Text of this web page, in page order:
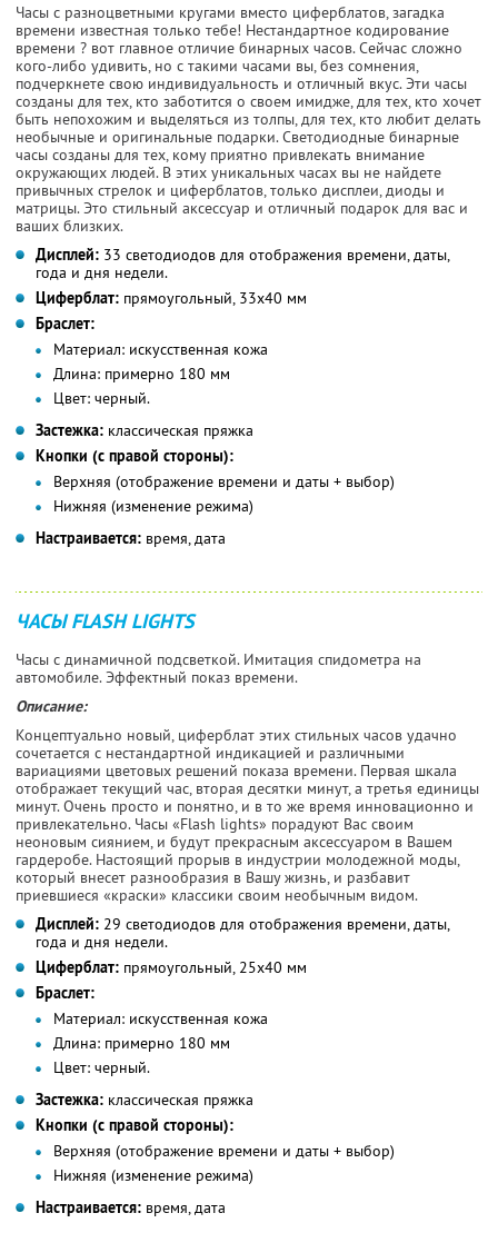
Часы с разноцветными кругами вместо циферблатов, загадка
времени известная только тебе! Нестандартное кодирование
времени ? вот главное отличие бинарных часов. Сейчас сложно
кого-либо удивить, но с такими часами вы, без сомнения,
подчеркнете свою индивидуальность и отличный вкус. Эти часы
созданы для тех, кто заботится о своем имидже, для тех, кто хочет
быть непохожим и выделяться из толпы, для тех, кто любит делать
необычные и оригинальные подарки. Светодиодные бинарные
часы созданы для тех, кому приятно привлекать внимание
окружающих людей. В этих уникальных часах вы не найдете
привычных стрелок и циферблатов, только дисплеи, диоды и
матрицы. Это стильный аксессуар и отличный подарок для вас и
ваших близких.
Дисплей: 33 светодиодов для отображения времени, даты,
года и дня недели.
Циферблат: прямоугольный, 33x40 мм
Браслет:
Материал: искусственная кожа
Длина: примерно 180 мм
Цвет: черный.
Застежка: классическая пряжка
Кнопки (с правой стороны):
Верхняя (отображение времени и даты + выбор)
Нижняя (изменение режима)
Настраивается: время, дата
ЧАСЫ FLASH LIGHTS
Часы с динамичной подсветкой. Имитация спидометра на
автомобиле. Эффектный показ времени.
Описание:
Концептуально новый, циферблат этих стильных часов удачно
сочетается с нестандартной индикацией и различными
вариациями цветовых решений показа времени. Первая шкала
отображает текущий час, вторая десятки минут, а третья единицы
минут. Очень просто и понятно, и в то же время инновационно и
привлекательно. Часы «Flash lights» порадуют Вас своим
неоновым сиянием, и будут прекрасным аксессуаром в Вашем
гардеробе. Настоящий прорыв в индустрии молодежной моды,
который внесет разнообразия в Вашу жизнь, и разбавит
приевшиеся «краски» классики своим необычным видом.
Дисплей: 29 светодиодов для отображения времени, даты,
года и дня недели.
Циферблат: прямоугольный, 25x40 мм
Браслет:
Материал: искусственная кожа
Длина: примерно 180 мм
Цвет: черный.
Застежка: классическая пряжка
Кнопки (с правой стороны):
Верхняя (отображение времени и даты + выбор)
Нижняя (изменение режима)
Настраивается: время, дата